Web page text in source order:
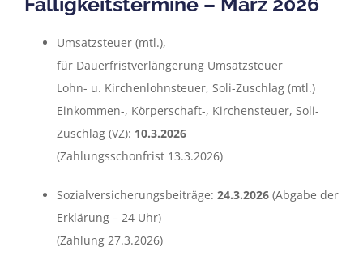
Umsatzsteuer (mtl.),
für Dauerfristverlängerung Umsatzsteuer
Lohn- u. Kirchenlohnsteuer, Soli-Zuschlag (mtl.)
Einkommen-, Körperschaft-, Kirchensteuer, Soli-
Zuschlag (VZ): 10.3.2026
(Zahlungsschonfrist 13.3.2026)
Sozialversicherungsbeiträge: 24.3.2026 (Abgabe der
Erklärung – 24 Uhr)
(Zahlung 27.3.2026)